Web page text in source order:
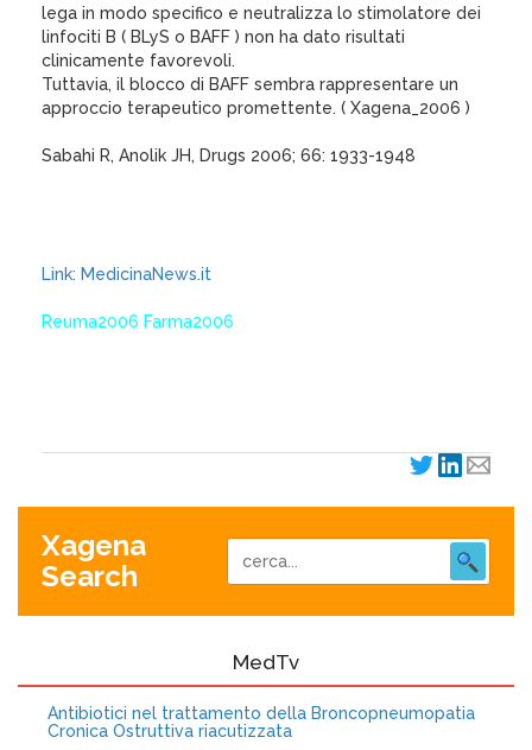
lega in modo specifico e neutralizza lo stimolatore dei
linfociti B ( BLyS o BAFF ) non ha dato risultati
clinicamente favorevoli.
Tuttavia, il blocco di BAFF sembra rappresentare un
approccio terapeutico promettente. ( Xagena_2006 )
Sabahi R, Anolik JH, Drugs 2006; 66: 1933-1948
Link: MedicinaNews.it
Reuma2006 Farma2006
Xagena
Search
MedTv
Antibiotici nel trattamento della Broncopneumopatia
Cronica Ostruttiva riacutizzata